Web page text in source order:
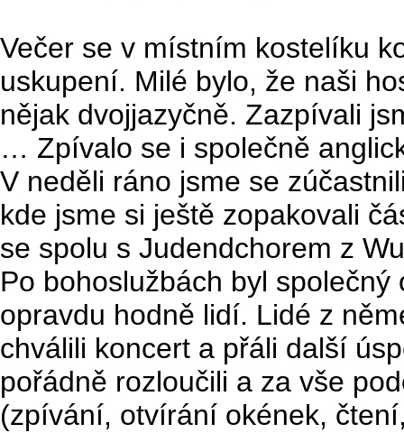
Večer se v místním kostelíku
uskupení. Milé bylo, že naši
nějak dvojjazyčně. Zazpívali
… Zpívalo se i společně
V neděli ráno jsme se
kde jsme si ještě zopakovali
se spolu s Judendchorem z
Po bohoslužbách byl
opravdu hodně lidí. Lidé z
chválili koncert a přáli další
pořádně rozloučili a za vše
(zpívání, otvírání okének,